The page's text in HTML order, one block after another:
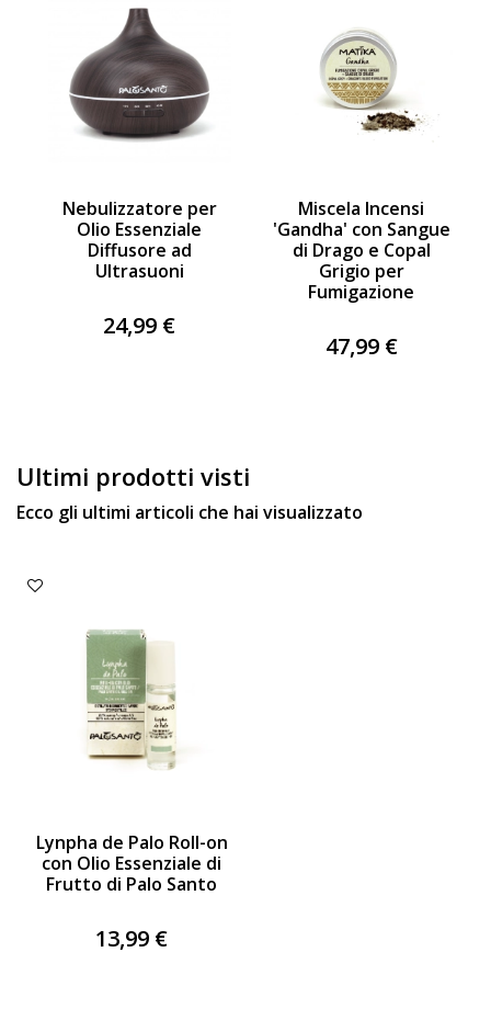
Nebulizzatore per
Olio Essenziale
Diffusore ad
Ultrasuoni
24,99 €
Miscela Incensi
'Gandha' con Sangue
di Drago e Copal
Grigio per
Fumigazione
47,99 €
Ultimi prodotti visti
Ecco gli ultimi articoli che hai visualizzato
Lynpha de Palo Roll-on
con Olio Essenziale di
Frutto di Palo Santo
13,99 €